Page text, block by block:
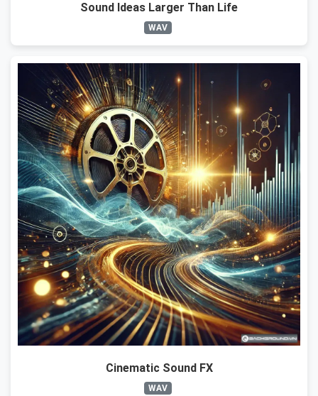
Sound Ideas Larger Than Life
WAV
Cinematic Sound FX
WAV